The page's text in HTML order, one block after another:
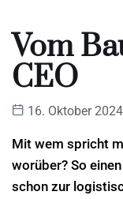
Vom
CEO
16. Oktober 2024
Mit wem spricht
worüber? So
schon zur